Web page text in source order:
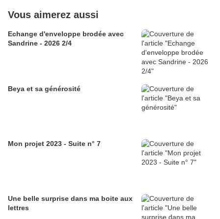
Vous aimerez aussi
Echange d'enveloppe brodée avec
Sandrine - 2026 2/4
Beya et sa générosité
Mon projet 2023 - Suite n° 7
Une belle surprise dans ma boite aux
lettres